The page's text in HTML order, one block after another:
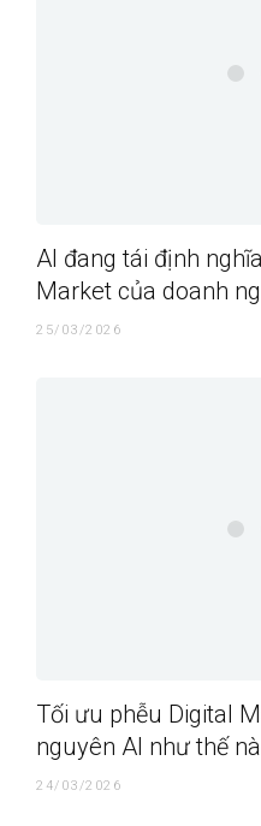
AI đang tái định
Market của doanh
25/03/2026
Tối ưu phễu Digital
nguyên AI như thế
24/03/2026